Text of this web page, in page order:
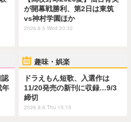
が開幕戦勝利、第2日は東筑
vs神村学園ほか
2026.8.5 Wed 20:32
認
年
趣味・娯楽
ドラえもん短歌、入選作は
11/20発売の新刊に収録…9/3
締切
2026.8.6 Thu 15:15